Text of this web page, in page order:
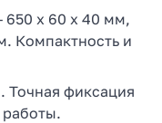
х 60 х 40 мм,
Компактность и
Точная фиксация